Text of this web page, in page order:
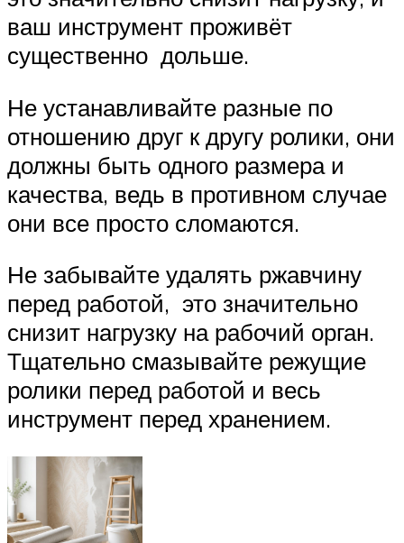
ваш инструмент проживёт
существенно дольше.
Не устанавливайте разные по
отношению друг к другу ролики, они
должны быть одного размера и
качества, ведь в противном случае
они все просто сломаются.
Не забывайте удалять ржавчину
перед работой, это значительно
снизит нагрузку на рабочий орган.
Тщательно смазывайте режущие
ролики перед работой и весь
инструмент перед хранением.